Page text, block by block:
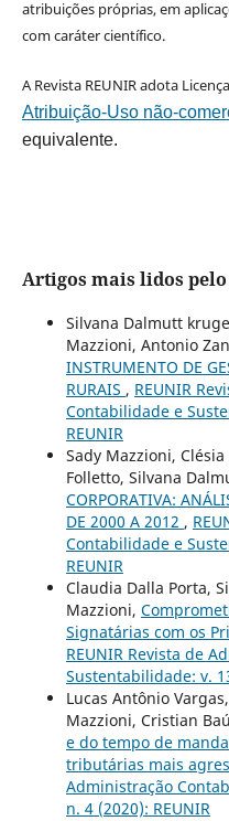
atribuições próprias, em
com caráter científico.
A Revista REUNIR adota Licença
Atribuição-Uso não-
equivalente.
Artigos mais lidos
Silvana Dalmutt
Mazzioni, Antonio
INSTRUMENTO DE
RURAIS , REUNIR
Contabilidade e
REUNIR
Sady Mazzioni,
Folletto, Silvana
CORPORATIVA:
DE 2000 A 2012 ,
Contabilidade e
REUNIR
Claudia Dalla Porta,
Mazzioni,
Signatárias com os
REUNIR Revista de
Sustentabilidade: v.
Lucas Antônio
Mazzioni, Cristian
e do tempo de
tributárias mais
Administração
n. 4 (2020): REUNIR